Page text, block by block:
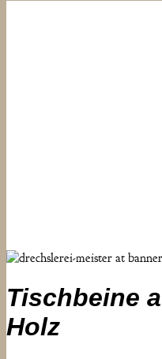
Tischbeine
Holz